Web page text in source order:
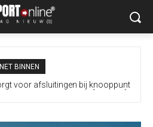
NET BINNEN
voor afsluitingen bij knooppunt